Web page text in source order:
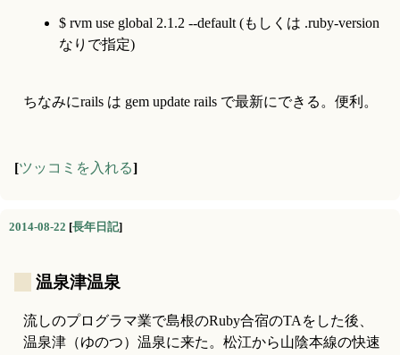
$ rvm use global 2.1.2 --default (もしくは .ruby-version
なりで指定)
ちなみにrails は gem update rails で最新にできる。便利。
[ツッコミを入れる]
2014-08-22 [長年日記]
温泉津温泉
流しのプログラマ業で島根のRuby合宿のTAをした後、
温泉津（ゆのつ）温泉に来た。松江から山陰本線の快速